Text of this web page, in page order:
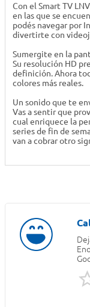
Con el Smart TV
en las que se
podés navegar por
divertirte con
Sumergite en la
Su resolución HD
definición. Ahora
colores más reales.
Un sonido que te
Vas a sentir que
cual enriquece la
series de fin de
van a cobrar otro